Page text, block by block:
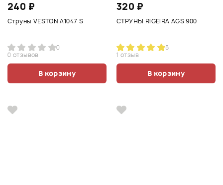
240 ₽
Струны VESTON A1047 S
0
0 отзывов
В корзину
320 ₽
СТРУНЫ RIGEIRA AGS 900
5
1 отзыв
В корзину